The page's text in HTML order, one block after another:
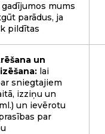
mums
parādus, ja
pildītas
un
lai
sniegtajiem
izziņu un
un ievērotu
par